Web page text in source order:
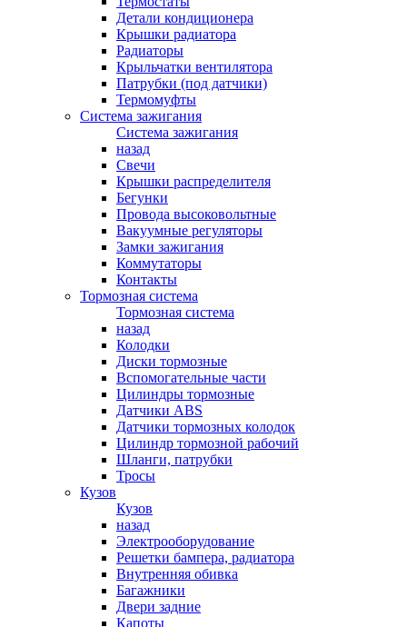
Детали кондиционера
Крышки радиатора
Радиаторы
Крыльчатки вентилятора
Патрубки (под датчики)
Термомуфты
Система зажигания
Система зажигания
назад
Свечи
Крышки распределителя
Бегунки
Провода высоковольтные
Вакуумные регуляторы
Замки зажигания
Коммутаторы
Контакты
Тормозная система
Тормозная система
назад
Колодки
Диски тормозные
Вспомогательные части
Цилиндры тормозные
Датчики ABS
Датчики тормозных колодок
Цилиндр тормозной рабочий
Шланги, патрубки
Тросы
Кузов
Кузов
назад
Электрооборудование
Решетки бампера, радиатора
Внутренняя обивка
Багажники
Двери задние
Капоты